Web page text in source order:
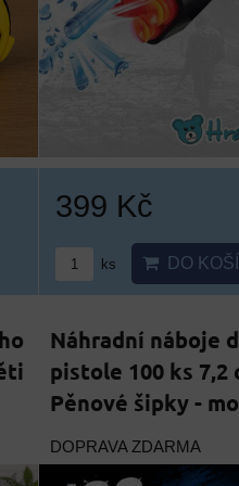
399 Kč
ks DO
Náhradní náboje
pistole 100 ks 7,2
Pěnové šipky -
DOPRAVA ZDARMA